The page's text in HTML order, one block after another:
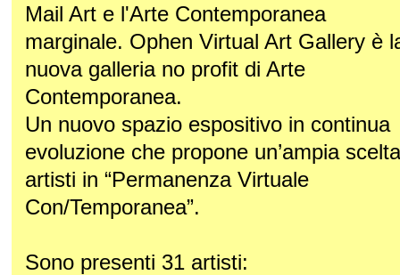
Mail Art e l'Arte Contemporanea
marginale. Ophen Virtual Art Gallery è
nuova galleria no profit di Arte
Contemporanea.
Un nuovo spazio espositivo in continua
evoluzione che propone un’ampia
artisti in “Permanenza Virtuale
Con/Temporanea”.
Sono presenti 31 artisti: